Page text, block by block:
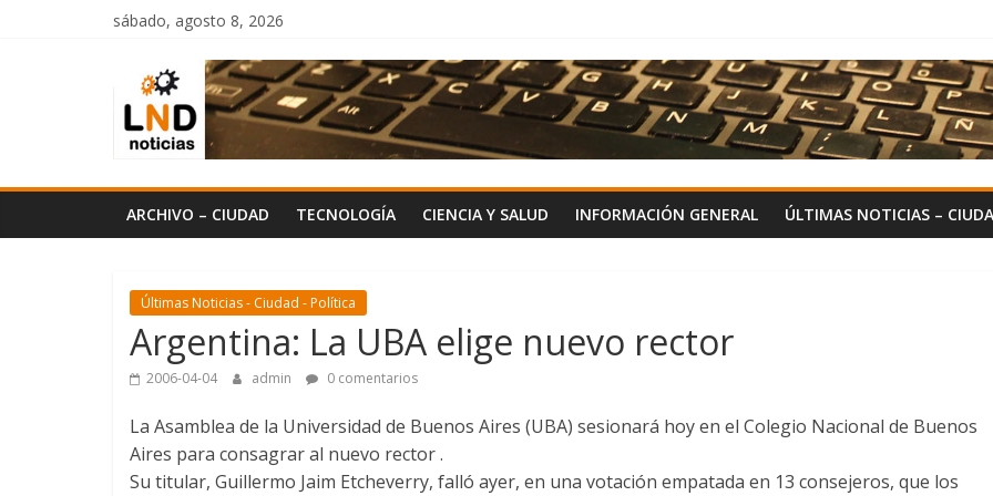
sábado, agosto 8, 2026
LND
Noticias
ARCHIVO – CIUDAD TECNOLOGÍA CIENCIA Y SALUD INFORMACIÓN GENERAL ÚLTIMAS NOTICIAS –
Últimas Noticias - Ciudad - Política
Argentina: La UBA elige nuevo rector
2006-04-04 admin 0 comentarios
La Asamblea de la Universidad de Buenos Aires (UBA) sesionará hoy en el Colegio Nacional de Buenos
Aires para consagrar al nuevo rector .
Su titular, Guillermo Jaim Etcheverry, falló ayer, en una votación empatada en 13 consejeros, que los